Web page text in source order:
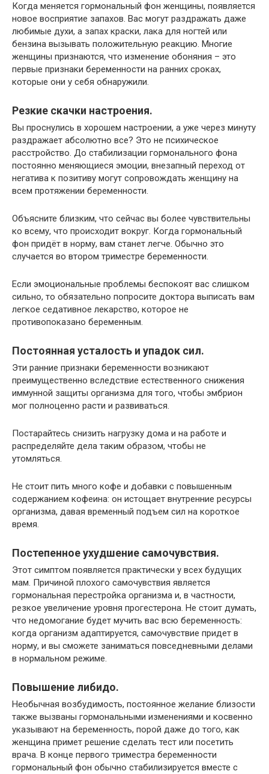
Когда меняется гормональный фон женщины, появляется
новое восприятие запахов. Вас могут раздражать даже
любимые духи, а запах краски, лака для ногтей или
бензина вызывать положительную реакцию. Многие
женщины признаются, что изменение обоняния – это
первые признаки беременности на ранних сроках,
которые они у себя обнаружили.
Резкие скачки настроения.
Вы проснулись в хорошем настроении, а уже через минуту
раздражает абсолютно все? Это не психическое
расстройство. До стабилизации гормонального фона
постоянно меняющиеся эмоции, внезапный переход от
негатива к позитиву могут сопровождать женщину на
всем протяжении беременности.
Объясните близким, что сейчас вы более чувствительны
ко всему, что происходит вокруг. Когда гормональный
фон придёт в норму, вам станет легче. Обычно это
случается во втором триместре беременности.
Если эмоциональные проблемы беспокоят вас слишком
сильно, то обязательно попросите доктора выписать вам
легкое седативное лекарство, которое не
противопоказано беременным.
Постоянная усталость и упадок сил.
Эти ранние признаки беременности возникают
преимущественно вследствие естественного снижения
иммунной защиты организма для того, чтобы эмбрион
мог полноценно расти и развиваться.
Постарайтесь снизить нагрузку дома и на работе и
распределяйте дела таким образом, чтобы не
утомляться.
Не стоит пить много кофе и добавки с повышенным
содержанием кофеина: он истощает внутренние ресурсы
организма, давая временный подъем сил на короткое
время.
Постепенное ухудшение самочувствия.
Этот симптом появляется практически у всех будущих
мам. Причиной плохого самочувствия является
гормональная перестройка организма и, в частности,
резкое увеличение уровня прогестерона. Не стоит думать,
что недомогание будет мучить вас всю беременность:
когда организм адаптируется, самочувствие придет в
норму, и вы сможете заниматься повседневными делами
в нормальном режиме.
Повышение либидо.
Необычная возбудимость, постоянное желание близости
также вызваны гормональными изменениями и косвенно
указывают на беременность, порой даже до того, как
женщина примет решение сделать тест или посетить
врача. В конце первого триместра беременности
гормональный фон обычно стабилизируется вместе с